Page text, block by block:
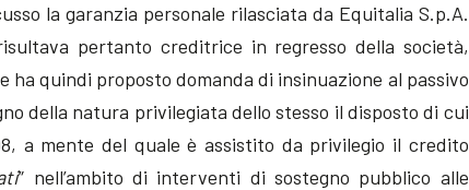
la garanzia personale rilasciata da Equitalia S.p.A.
pertanto creditrice in regresso della società,
quindi proposto domanda di insinuazione al passivo
della natura privilegiata dello stesso il disposto di cui
a mente del quale è assistito da privilegio il credito
” nell’ambito di interventi di sostegno pubblico alle